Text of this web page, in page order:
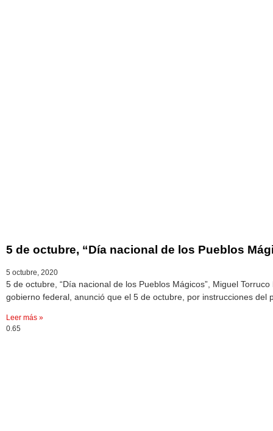
5 de octubre, “Día nacional de los Pueblos
5 octubre, 2020
5 de octubre, “Día nacional de los Pueblos Mágicos”, Miguel
gobierno federal, anunció que el 5 de octubre, por instrucciones del
Leer más »